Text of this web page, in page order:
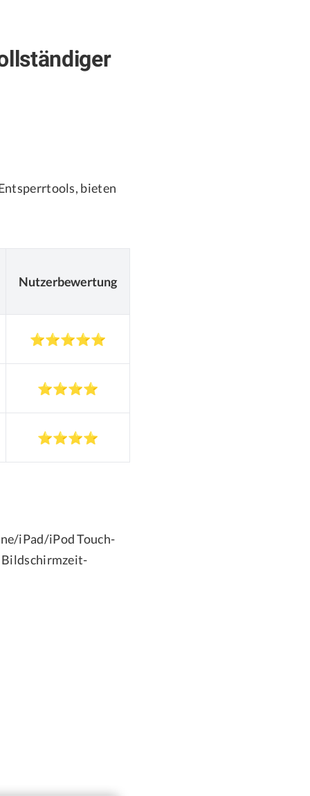
bieten
Nutzerbewertung
⭐⭐⭐⭐⭐
⭐⭐⭐⭐
⭐⭐⭐⭐
iPad/iPod Touch-
Bildschirmzeit-